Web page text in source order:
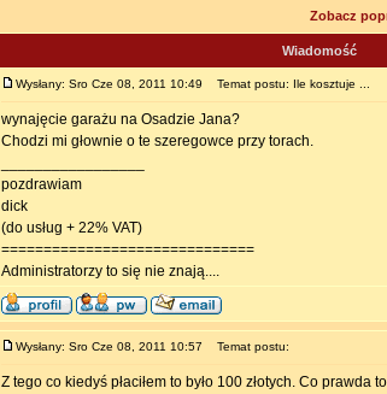
Zobacz
Wiadomość
Wysłany: Sro Cze 08, 2011 10:49 Temat postu: Ile kosztuje ...
wynajęcie garażu na Osadzie Jana?
Chodzi mi głownie o te szeregowce przy torach.
pozdrawiam
dick
(do usług + 22% VAT)
==============================
Administratorzy to się nie znają....
Wysłany: Sro Cze 08, 2011 10:57 Temat postu:
Z tego co kiedyś płaciłem to było 100 złotych. Co prawda